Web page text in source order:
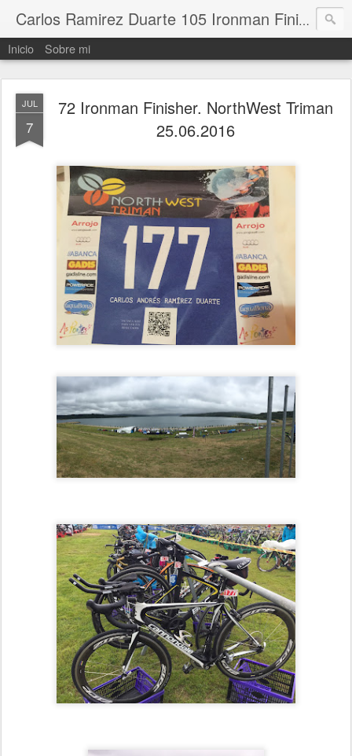
Carlos Ramirez Duarte 105 Ironman Finisher
Inicio Sobre mi
JUL
7
72 Ironman Finisher. NorthWest Triman
25.06.2016